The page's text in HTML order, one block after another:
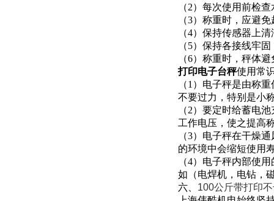
（2）每次使用前检
（3）称重时，应避
（4）保持传感器上
（5）保持各接线牢
（6）称重时，秤体
打印电子台秤使用常
（1）电子秤是由称
不要过力，特别是
（2）要定时给蓄电
工作电压，使之提
（3）电子秤在干燥
的环境中会缩短使
（4）电子秤内部使
如（电焊机，电钻，
六、 100公斤带打印